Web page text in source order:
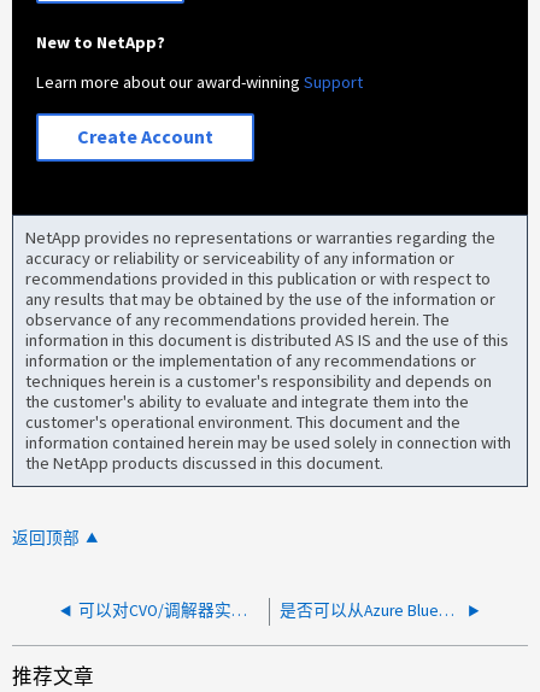
New to NetApp?
Learn more about our award-winningSupport
Create Account
NetApp provides no representations or warranties regarding the
accuracy or reliability or serviceability of any information or
recommendations provided in this publication or with respect to
any results that may be obtained by the use of the information or
observance of any recommendations provided herein. The
information in this document is distributed AS IS and the use of this
information or the implementation of any recommendations or
techniques herein is a customer's responsibility and depends on
the customer's ability to evaluate and integrate them into the
customer's operational environment. This document and the
information contained herein may be used solely in connection with
the NetApp products discussed in this document.
返回顶部
可以对CVO/调解器实例启用停止保护、以防止出现操作错误 是否可以从Azure BlueXP中删除omsagent？
推荐文章